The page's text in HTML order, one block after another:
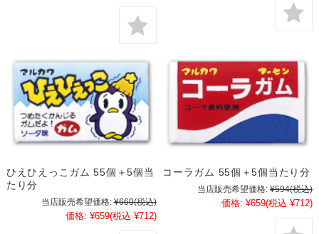
ひえひえっこガム 55個＋5個当
たり分
当店販売希望価格: ¥660(税込)
価格: ¥659(税込 ¥712)
コーラガム 55個＋5個当たり分
当店販売希望価格: ¥594(税込)
価格: ¥659(税込 ¥712)